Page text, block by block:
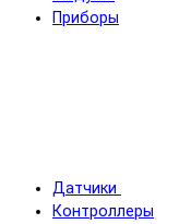
Приборы
Датчики
Контроллеры